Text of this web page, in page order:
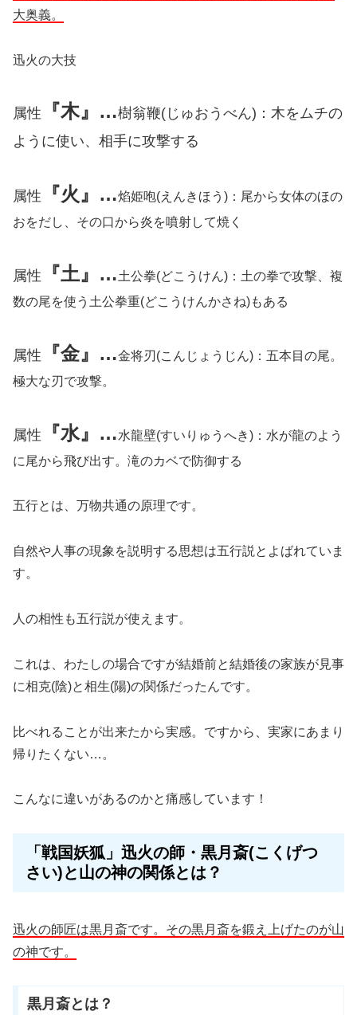
大奥義。
迅火の大技
属性 『木』 …樹翁鞭(じゅおうべん)：木をムチの
ように使い、相手に攻撃する
属性 『火』 …焰姫咆(えんきほう)：尾から女体のほの
おをだし、その口から炎を噴射して焼く
属性 『土』 …土公拳(どこうけん)：土の拳で攻撃、複
数の尾を使う土公拳重(どこうけんかさね)もある
属性 『金』 …金将刃(こんじょうじん)：五本目の尾。
極大な刃で攻撃。
属性 『水』 …水龍壁(すいりゅうへき)：水が龍のよう
に尾から飛び出す。 滝のカベで防御する
五行とは、万物共通の原理です。
自然や人事の現象を説明する思想は五行説とよばれていま
す。
人の相性も五行説が使えます。
これは、わたしの場合ですが結婚前と結婚後の家族が見事
に相克(陰)と相生(陽)の関係だったんです。
比べれることが出来たから実感。 ですから、実家にあまり
帰りたくない…。
こんなに違いがあるのかと痛感しています！
「戦国妖狐」迅火の師・黒月斎(こくげつ
さい)と山の神の関係とは？
迅火の師匠は黒月斎です。 その黒月斎を鍛え上げたのが山
の神です。
黒月斎とは？